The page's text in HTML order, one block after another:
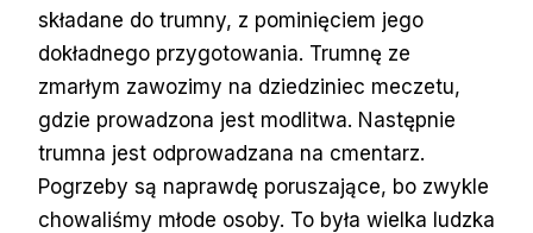
składane do trumny, z pominięciem jego
dokładnego przygotowania. Trumnę ze
zmarłym zawozimy na dziedziniec meczetu,
gdzie prowadzona jest modlitwa. Następnie
trumna jest odprowadzana na cmentarz.
Pogrzeby są naprawdę poruszające, bo zwykle
chowaliśmy młode osoby. To była wielka ludzka